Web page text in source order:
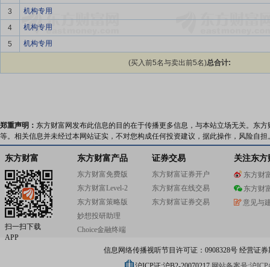
3
机构专用
4
机构专用
5
机构专用
(买入前5名与卖出前5名)总合计:
郑重声明： 东方财富网发布此信息的目的在于传播更多信息，与本站立场无关。东
等。相关信息并未经过本网站证实，不对您构成任何投资建议，据此操作，风险自担